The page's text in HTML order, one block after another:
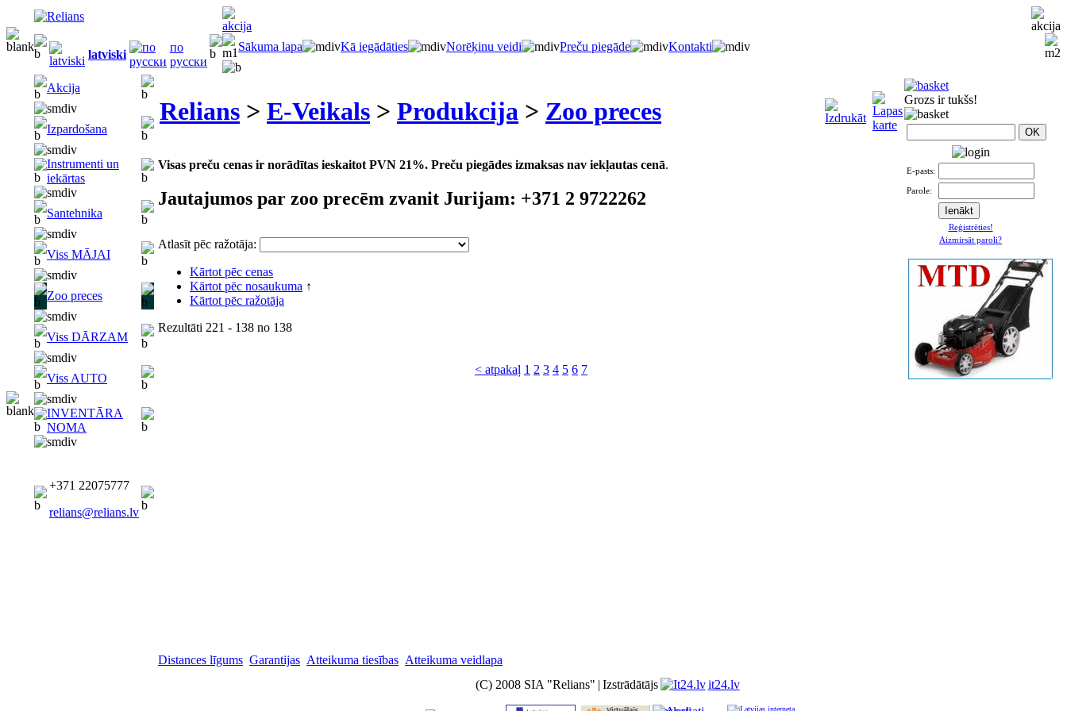
latviski
по
русски
Sākuma lapa Kā iegādāties Norēķinu veidi Preču piegāde Kontakti
Akcija
Izpardošana
Instrumenti un
iekārtas
Santehnika
Viss MĀJAI
Zoo preces
Viss DĀRZAM
Viss AUTO
INVENTĀRA
NOMA
+371 22075777
relians@relians.lv
Relians > E-Veikals > Produkcija > Zoo preces
Visas preču cenas ir norādītas ieskaitot PVN 21%. Preču piegādes izmaksas nav iekļautas cenā.
Jautajumos par zoo precēm zvanit Jurijam: +371 2 9722262
Atlasīt pēc ražotāja:
Kārtot pēc cenas
Kārtot pēc nosaukuma ↑
Kārtot pēc ražotāja
Rezultāti 221 - 138 no 138
< atpakaļ 1 2 3 4 5 6 7
Grozs ir tukšs!
E-pasts:
Parole:
Reģistrēties!
Aizmirsāt paroli?
Distances līgums Garantijas Atteikuma tiesības Atteikuma veidlapa
(C) 2008 SIA "Relians" | Izstrādātājs
it24.lv